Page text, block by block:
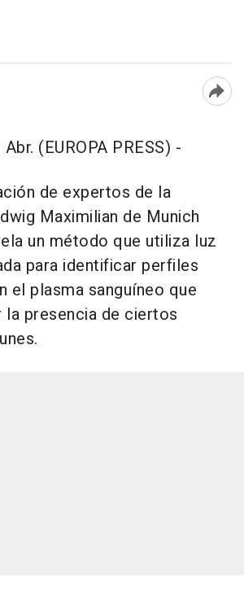
(EUROPA PRESS) -
de expertos de la
Maximilian de Munich
un método que utiliza luz
para identificar perfiles
el plasma sanguíneo que
la presencia de ciertos